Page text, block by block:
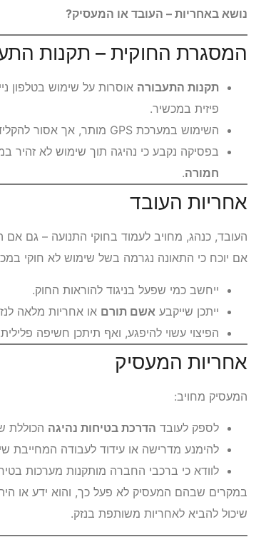
נושא באחריות – העובד או המעסיק?
המסגרת החוקית – תקנות
תקנות התעבורה אוסרות על שימוש בטלפון
פיזית במכשיר.
השימוש במערכת GPS מותר, אך אסור להקליד או לחפש כתובות בזמן שהרכב בתנועה.
בפסיקה נקבע כי נהיגה תוך שימוש לא זהיר
חמורה.
אחריות העובד
העובד, כנהג, מחויב לעמוד בחוקי התנועה – גם
אם יוכח כי התאונה נגרמה בשל שימוש לא חוקי
ייחשב כמי שפעל בניגוד להוראות החוק.
ייתכן שייקבע אשם תורם או אחריות מלאה
הפיצוי עשוי להיפגע, ואף תיתכן חשיפה
אחריות המעסיק
המעסיק מחויב:
לספק לעובד הדרכת בטיחות נהיגה הכוללת
להימנע מדרישה או עידוד לעבודה המחייבת
לוודא כי ברכבי החברה מותקנות מערכות
במקרים שבהם המעסיק לא פעל כך, והוא ידע או היה
שיכול להביא לאחריות משותפת בנזק.